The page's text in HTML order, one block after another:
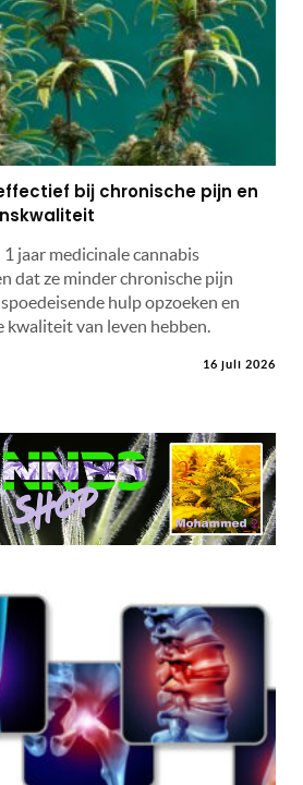
bij chronische pijn en
jaar medicinale cannabis
dat ze minder chronische pijn
hulp opzoeken en
kwaliteit van leven hebben.
16 juli 2026